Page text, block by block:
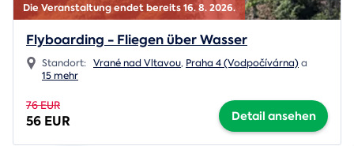
Die Veranstaltung endet bereits 16. 8. 2026.
Flyboarding - Fliegen über Wasser
Standort: Vrané nad Vltavou, Praha 4 (Vodpočívárna)a
15 mehr
76 EUR
56 EUR Detail ansehen